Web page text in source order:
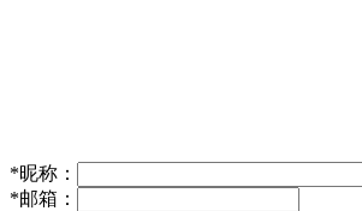
*昵称：
*邮箱：